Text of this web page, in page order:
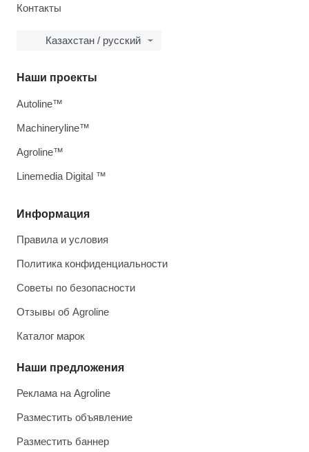
Контакты
Казахстан / русский
Информация
Правила и условия
Политика конфиденциальности
Советы по безопасности
Отзывы об Agroline
Каталог марок
Наши предложения
Реклама на Agroline
Разместить объявление
Разместить баннер
Наши проекты
Autoline™
Machineryline™
Agroline™
Linemedia Digital ™